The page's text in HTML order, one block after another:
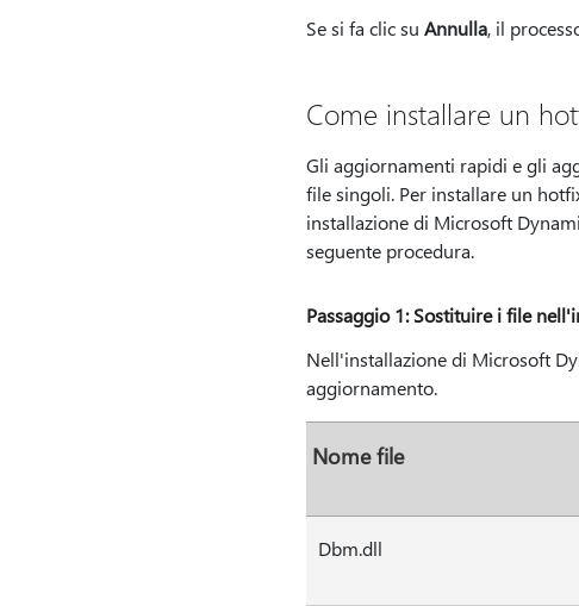
Se si fa clic su Annulla, il
Come installare un
Gli aggiornamenti rapidi e gli
file singoli. Per installare un
installazione di Microsoft
seguente procedura.
Passaggio 1: Sostituire i file
Nell'installazione di Microsoft
aggiornamento.
Nome file
Dbm.dll